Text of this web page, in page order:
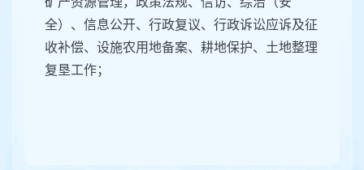
全）、信息公开、行政复议、行政诉讼应诉及征
收补偿、设施农用地备案、耕地保护、土地整理
复垦工作；